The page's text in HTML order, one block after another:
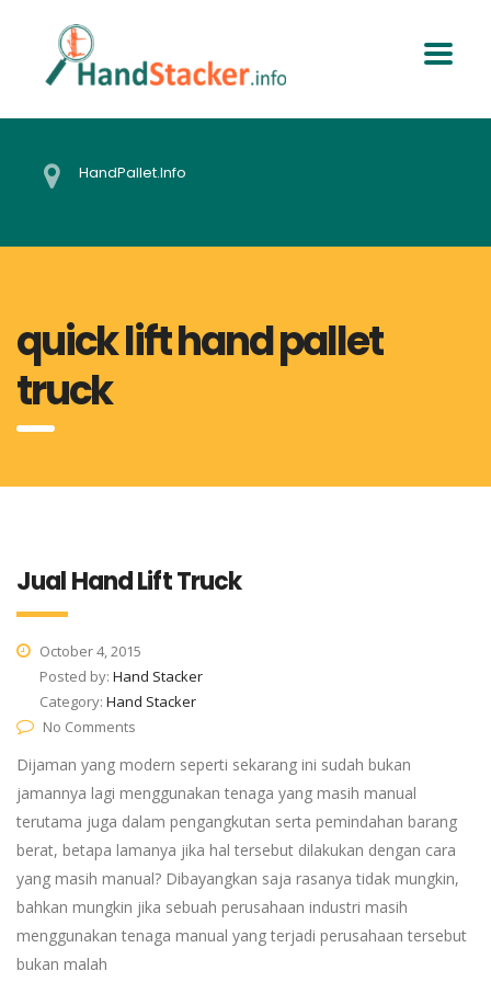
HandPallet.Info
quick lift hand pallet
truck
Jual Hand Lift Truck
October 4, 2015
Posted by: Hand Stacker
Category: Hand Stacker
No Comments
Dijaman yang modern seperti sekarang ini sudah bukan
jamannya lagi menggunakan tenaga yang masih manual
terutama juga dalam pengangkutan serta pemindahan barang
berat, betapa lamanya jika hal tersebut dilakukan dengan cara
yang masih manual? Dibayangkan saja rasanya tidak mungkin,
bahkan mungkin jika sebuah perusahaan industri masih
menggunakan tenaga manual yang terjadi perusahaan tersebut
bukan malah